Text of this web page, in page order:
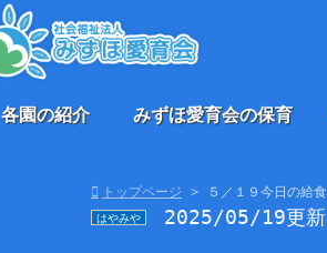
各園の紹介 みずほ愛育会の保育
トップページ ５／１９今日の給食
はやみや 2025/05/19更新